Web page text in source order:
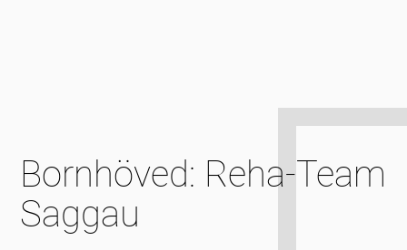
Bornhöved: Reha-Team
Saggau